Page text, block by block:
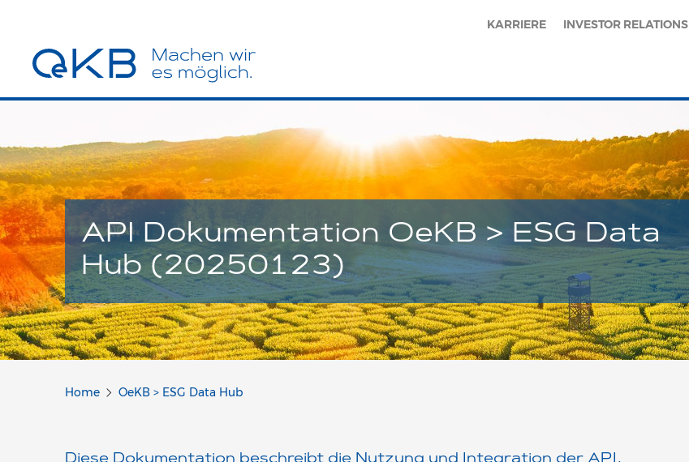
KARRIERE INVESTOR RELATIONS
API Dokumentation OeKB > ESG Data
Hub (20250123)
Home OeKB > ESG Data Hub